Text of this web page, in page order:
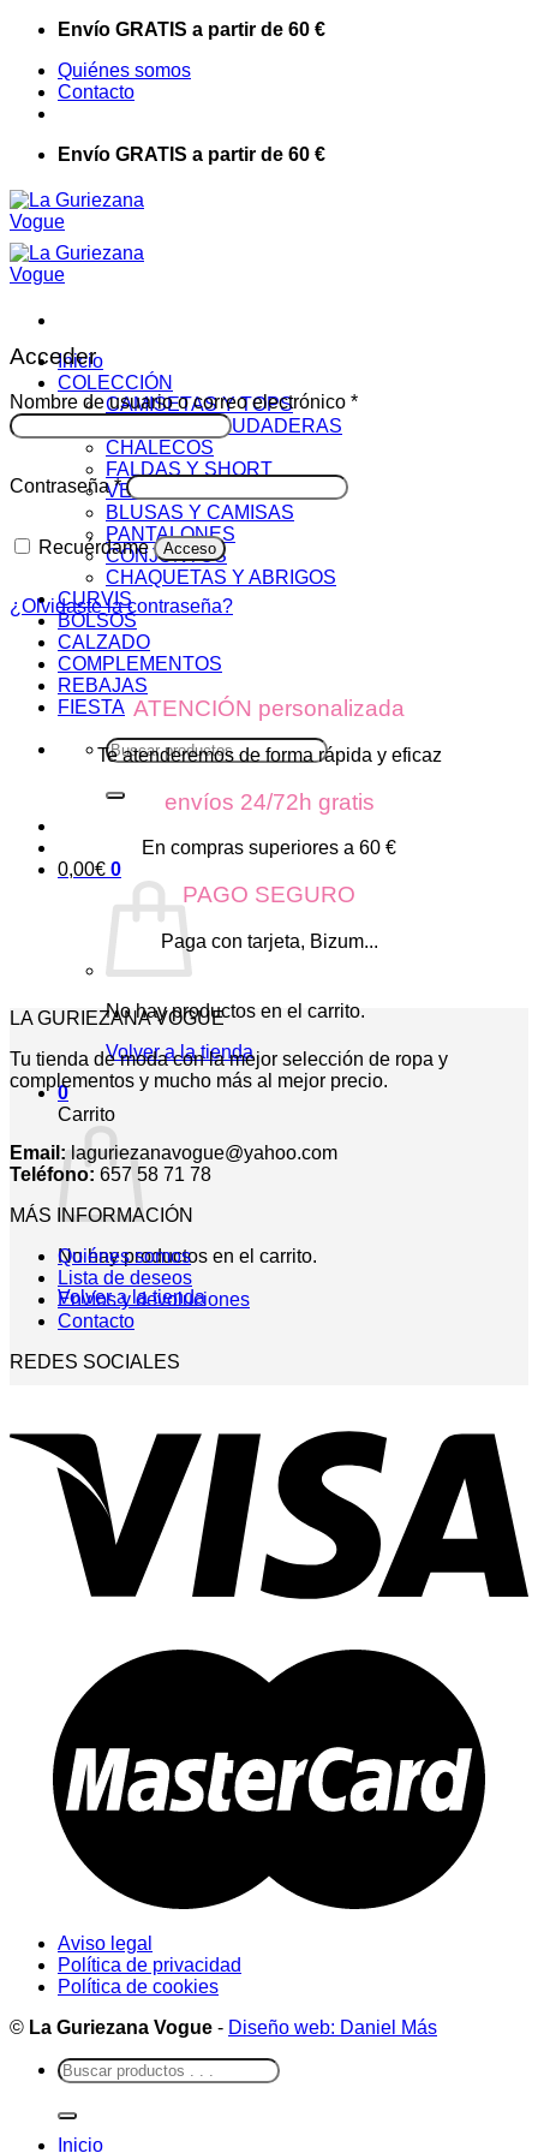
Saltar
contenido
Envío GRATIS a partir de 60 €
Quiénes somos
Contacto
Envío GRATIS a partir de 60 €
Inicio
COLECCIÓN
CAMISETAS Y TOPS
JERSEYS Y SUDADERAS
CHALECOS
FALDAS Y SHORT
VESTIDOS
BLUSAS Y CAMISAS
PANTALONES
CONJUNTOS
CHAQUETAS Y ABRIGOS
CURVIS
BOLSOS
CALZADO
COMPLEMENTOS
REBAJAS
FIESTA
Buscar
por:
0,00€ 0
No hay productos en el carrito.
Volver a la tienda
0
Carrito
No hay productos en el carrito.
Volver a la tienda
Acceder
Nombre de usuario o correo electrónico *Obligatorio
Contraseña*Obligatorio
Recuérdame Acceso
¿Olvidaste la contraseña?
ATENCIÓN personalizada
Te atenderemos de forma rápida y eficaz
envíos 24/72h gratis
En compras superiores a 60 €
PAGO SEGURO
Paga con tarjeta, Bizum...
LA GURIEZANA VOGUE
Tu tienda de moda con la mejor selección de ropa y
complementos y mucho más al mejor precio.
Email:laguriezanavogue@yahoo.com
Teléfono: 657 58 71 78
MÁS INFORMACIÓN
Quiénes somos
Lista de deseos
Envíos y devoluciones
Contacto
REDES SOCIALES
Aviso legal
Política de privacidad
Política de cookies
© La Guriezana Vogue - Diseño web: Daniel Más
Buscar
por:
Inicio